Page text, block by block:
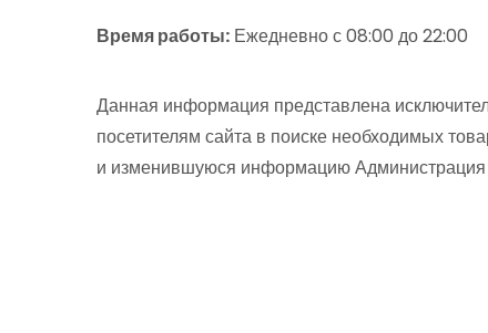
Время работы: Ежедневно с 08:00 до 22:00
Данная информация представлена
посетителям сайта в поиске необходимых
и изменившуюся информацию Администрация